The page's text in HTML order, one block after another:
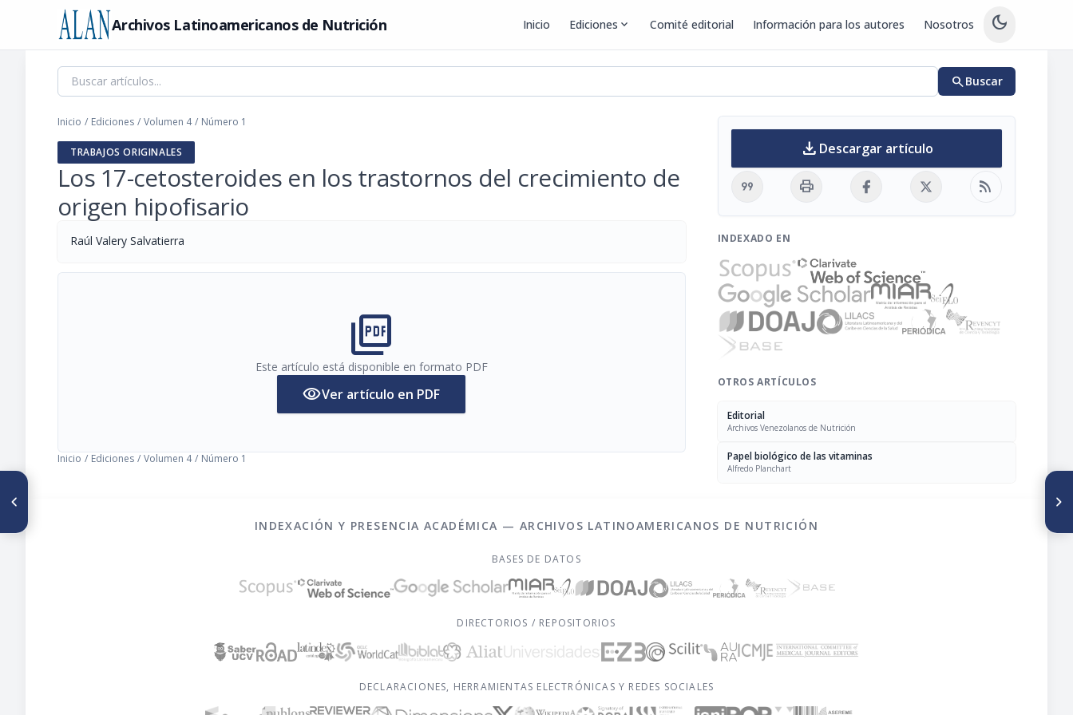
Archivos Latinoamericanos de Nutrición Inicio Ediciones expand_more Comité editorial Información para los autores Nosotros dark_mode
searchBuscar
Inicio / Ediciones / Volumen 4 / Número 1
TRABAJOS ORIGINALES
Los 17-cetosteroides en los trastornos del crecimiento de
origen hipofisario
Raúl Valery Salvatierra
picture_as_pdf
Este artículo está disponible en formato PDF
visibilityVer artículo en PDF
Inicio / Ediciones / Volumen 4 / Número 1
download Descargar artículo
format_quote print rss_feed
INDEXADO EN
OTROS ARTÍCULOS
Editorial
Archivos Venezolanos de Nutrición
Papel biológico de las vitaminas
Alfredo Planchart
INDEXACIÓN Y PRESENCIA ACADÉMICA — ARCHIVOS LATINOAMERICANOS DE NUTRICIÓN
BASES DE DATOS
DIRECTORIOS / REPOSITORIOS
DECLARACIONES, HERRAMIENTAS ELECTRÓNICAS Y REDES SOCIALES